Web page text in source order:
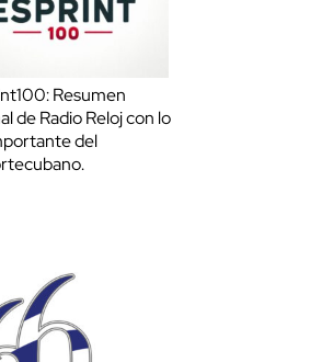
Resumen
de Radio Reloj con lo
del